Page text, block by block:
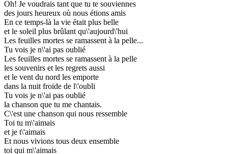
Oh! Je voudrais tant que tu te souviennes
des jours heureux où nous étions amis
En ce temps-là la vie était plus belle
et le soleil plus brûlant qu\'aujourd\'hui
Les feuilles mortes se ramassent à la pelle...
Tu vois je n\'ai pas oublié
Les feuilles mortes se ramassent à la pelle
les souvenirs et les regrets aussi
et le vent du nord les emporte
dans la nuit froide de l\'oubli
Tu vois je n\'ai pas oublié
la chanson que tu me chantais.
C\'est une chanson qui nous ressemble
Toi tu m\'aimais
et je t\'aimais
Et nous vivions tous deux ensemble
toi qui m\'aimais